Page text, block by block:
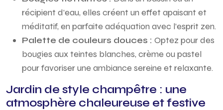
récipient d’eau, elles créent un effet apaisant et
méditatif, en parfaite adéquation avec l’esprit zen.
Palette de couleurs douces : Optez pour des
bougies aux teintes blanches, crème ou pastel
pour favoriser une ambiance sereine et relaxante.
Jardin de style champêtre : une
atmosphère chaleureuse et festive